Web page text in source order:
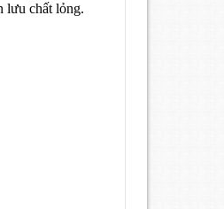
lưu chất lỏng.